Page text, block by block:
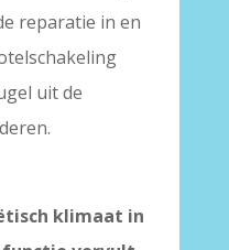
reparatie in en
uit de
klimaat in